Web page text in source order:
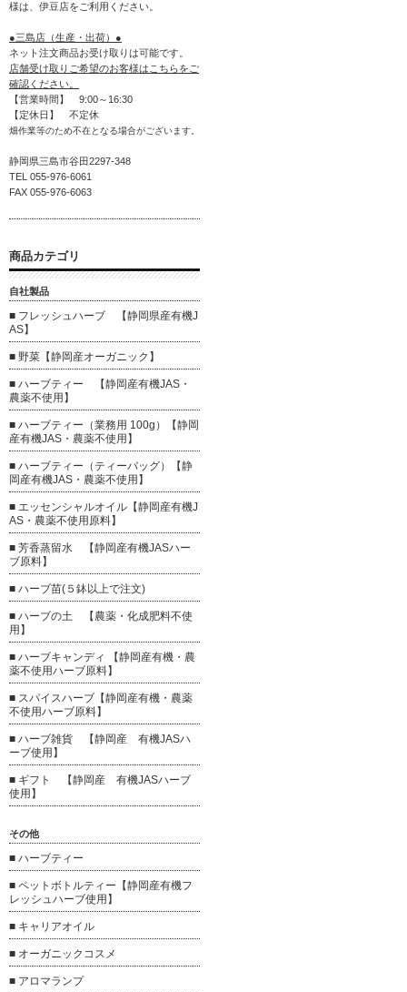
様は、伊豆店をご利用ください。
●三島店（生産・出荷）●
ネット注文商品お受け取りは可能です。
店舗受け取りご希望のお客様はこちらをご
確認ください。
【営業時間】 9:00～16:30
【定休日】 不定休
畑作業等のため不在となる場合がございます。
静岡県三島市谷田2297-348
TEL 055-976-6061
FAX 055-976-6063
商品カテゴリ
自社製品
■ フレッシュハーブ 【静岡県産有機J
AS】
■ 野菜【静岡産オーガニック】
■ ハーブティー 【静岡産有機JAS・
農薬不使用】
■ ハーブティー（業務用 100g）【静岡
産有機JAS・農薬不使用】
■ ハーブティー（ティーバッグ）【静
岡産有機JAS・農薬不使用】
■ エッセンシャルオイル【静岡産有機J
AS・農薬不使用原料】
■ 芳香蒸留水 【静岡産有機JASハー
ブ原料】
■ ハーブ苗(５鉢以上で注文)
■ ハーブの土 【農薬・化成肥料不使
用】
■ ハーブキャンディ 【静岡産有機・農
薬不使用ハーブ原料】
■ スパイスハーブ【静岡産有機・農薬
不使用ハーブ原料】
■ ハーブ雑貨 【静岡産 有機JASハ
ーブ使用】
■ ギフト 【静岡産 有機JASハーブ
使用】
その他
■ ハーブティー
■ ペットボトルティー【静岡産有機フ
レッシュハーブ使用】
■ キャリアオイル
■ オーガニックコスメ
■ アロマランプ